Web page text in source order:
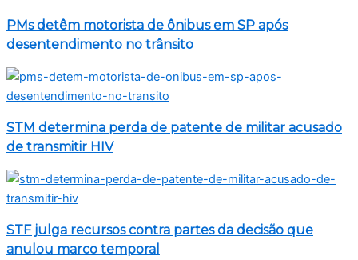
PMs detêm motorista de ônibus em SP após
desentendimento no trânsito
STM determina perda de patente de militar acusado
de transmitir HIV
STF julga recursos contra partes da decisão que
anulou marco temporal